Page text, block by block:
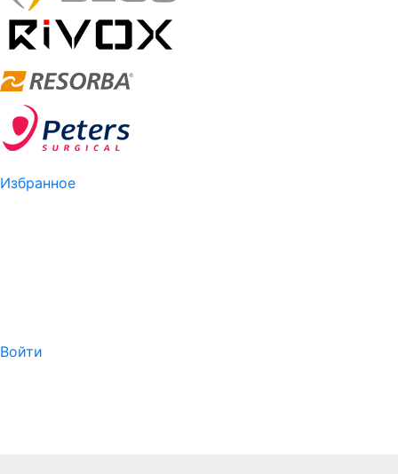
Избранное
Войти